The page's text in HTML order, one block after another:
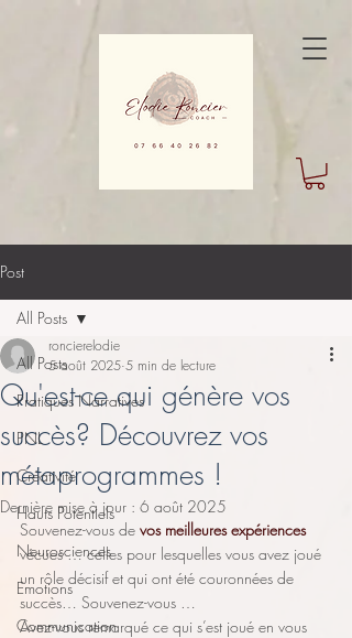
Post
All Posts
Pratiques Narratives
PNL
Créativité
Hauts Potentiels
Neurosciences
Emotions
Communication
All Posts
Qu'est-ce qui génère vos
succès? Découvrez vos
métaprogrammes !
roncierelodie
5 août 2025 5 min de lecture
Dernière mise à jour : 6 août 2025
Souvenez-vous de vos meilleures expériences
vécues … celles pour lesquelles vous avez joué
un rôle décisif et qui ont été couronnées de
succès… Souvenez-vous …
Avez-vous remarqué ce qui s’est joué en vous